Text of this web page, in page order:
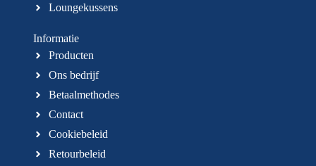
Loungekussens
Informatie
Producten
Ons bedrijf
Betaalmethodes
Contact
Cookiebeleid
Retourbeleid